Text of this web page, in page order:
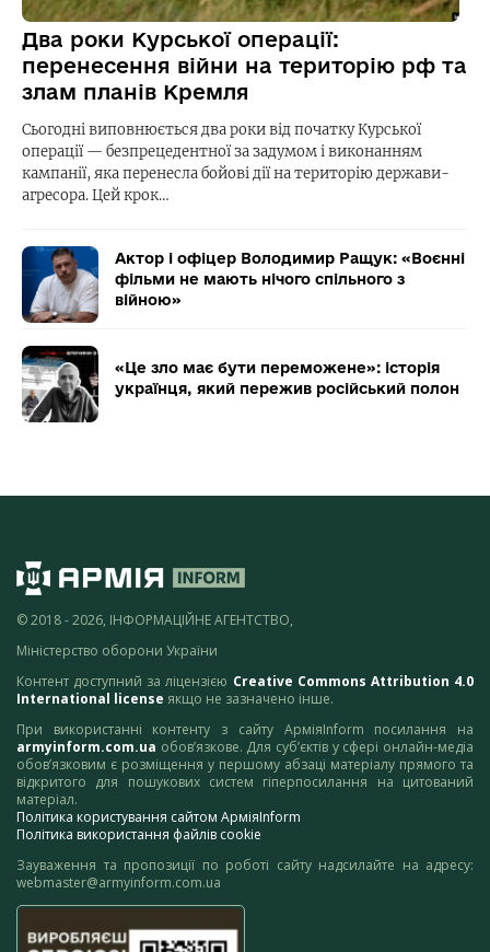
Два роки Курської операції:
перенесення війни на територію рф та
злам планів Кремля
Сьогодні виповнюється два роки від початку Курської
операції — безпрецедентної за задумом і виконанням
кампанії, яка перенесла бойові дії на територію держави-
агресора. Цей крок…
Актор і офіцер Володимир Ращук: «Воєнні
фільми не мають нічого спільного з
війною»
«Це зло має бути переможене»: історія
українця, який пережив російський полон
© 2018 - 2026, ІНФОРМАЦІЙНЕ АГЕНТСТВО,
Міністерство оборони України
Контент доступний за ліцензією Creative Commons Attribution 4.0
International license якщо не зазначено інше.
При використанні контенту з сайту АрміяInform посилання на
armyinform.com.ua обов’язкове. Для суб’єктів у сфері онлайн-медіа
обов’язковим є розміщення у першому абзаці матеріалу прямого та
відкритого для пошукових систем гіперпосилання на цитований
матеріал.
Політика користування сайтом АрміяInform
Політика використання файлів cookie
Зауваження та пропозиції по роботі сайту надсилайте на адресу:
webmaster@armyinform.com.ua